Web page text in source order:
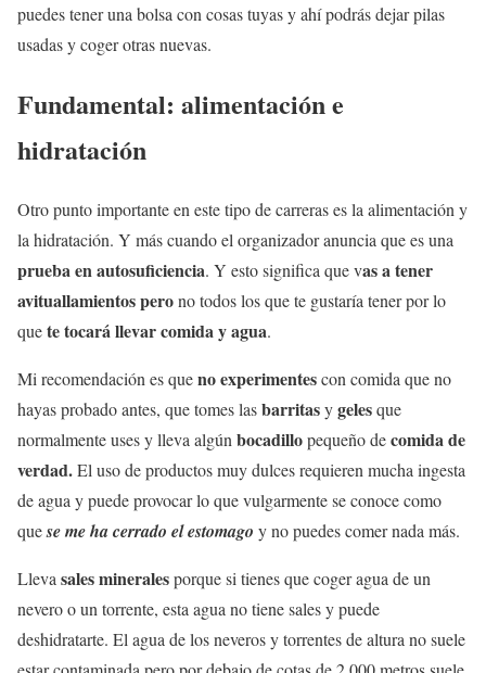
puedes tener una bolsa con cosas tuyas y ahí podrás dejar pilas
usadas y coger otras nuevas.
Fundamental: alimentación e
hidratación
Otro punto importante en este tipo de carreras es la alimentación y
la hidratación. Y más cuando el organizador anuncia que es una
prueba en autosuficiencia. Y esto significa que vas a tener
avituallamientos perono todos los que te gustaría tener por lo
quete tocará llevar comida y agua.
Mi recomendación es queno experimentescon comida que no
hayas probado antes, que tomes lasbarritasygelesque
normalmente uses y lleva algún bocadillopequeño decomida de
verdad.El uso de productos muy dulces requieren mucha ingesta
de agua y puede provocar lo que vulgarmente se conoce como
quese me ha cerrado el estomago y no puedes comer nada más.
Lleva sales mineralesporque si tienes que coger agua de un
nevero o un torrente, esta agua no tiene sales y puede
deshidratarte. El agua de los neveros y torrentes de altura no suele